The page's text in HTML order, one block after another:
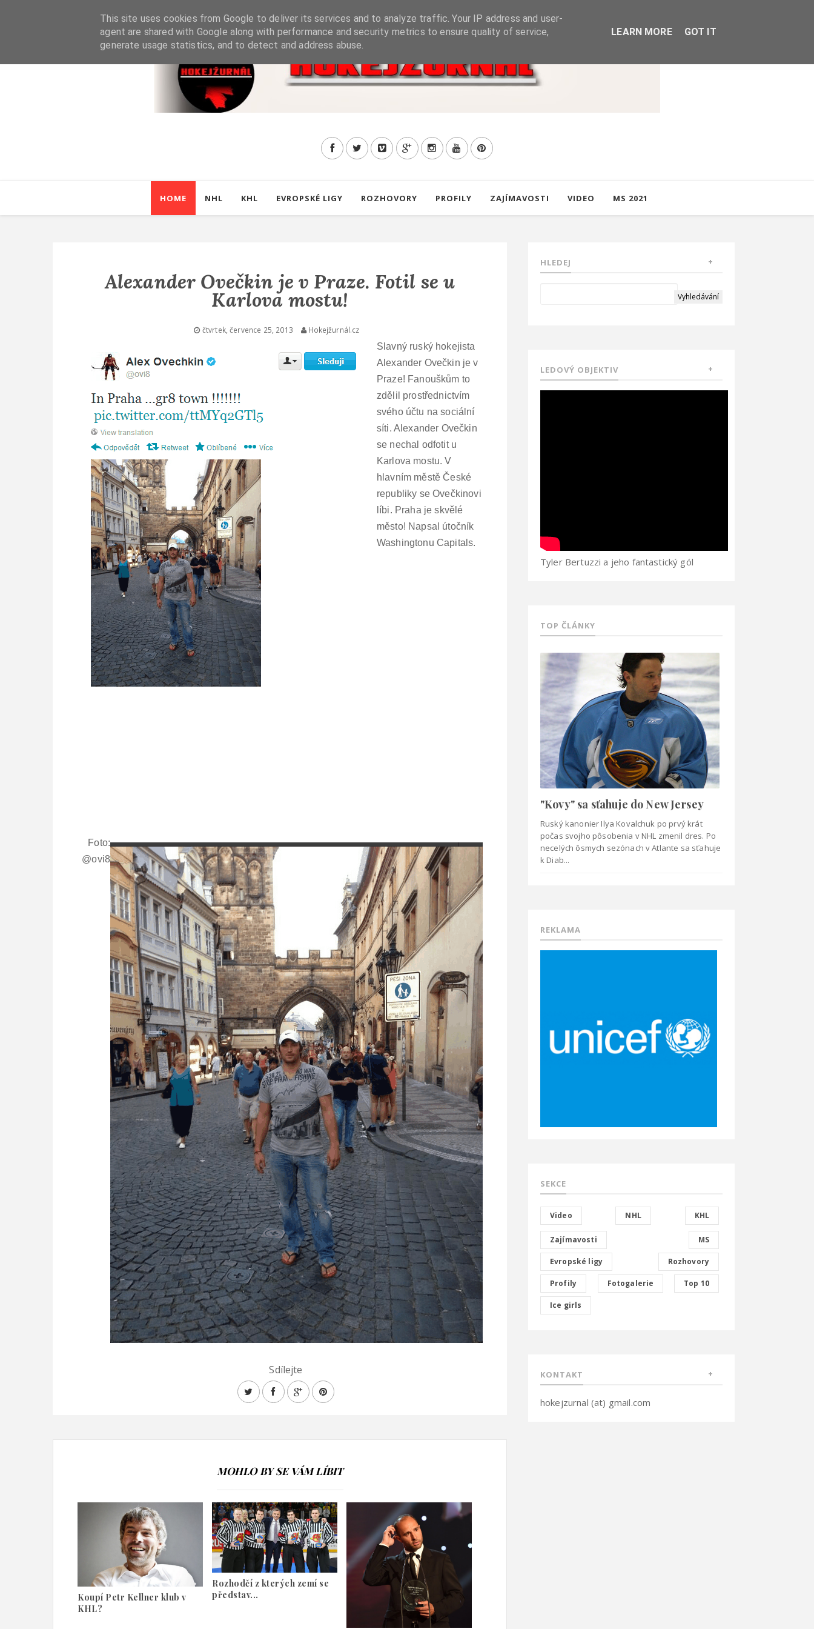
HOME NHL KHL EVROPSKÉ LIGY ROZHOVORY PROFILY ZAJÍMAVOSTI VIDEO MS 2021
Alexander Ovečkin je v Praze. Fotil se u
Karlova mostu!
čtvrtek, července 25, 2013 Hokejžurnál.cz
Slavný ruský hokejista
Alexander Ovečkin je v
Praze! Fanouškům to
zdělil prostřednictvím
svého účtu na sociální
síti. Alexander Ovečkin
se nechal odfotit u
Karlova mostu. V
hlavním městě České
republiky se Ovečkinovi
líbi. Praha je skvělé
město! Napsal útočník
Washingtonu Capitals.
Foto:
@ovi8
Sdílejte
MOHLO BY SE VÁM LÍBIT
Koupí Petr Kellner klub v
KHL?
Rozhodčí z kterých zemí se
představ...
HLEDEJ
LEDOVÝ OBJEKTIV
Tyler Bertuzzi a jeho fantastický gól
TOP ČLÁNKY
"Kovy" sa sťahuje do New Jersey
Ruský kanonier Ilya Kovalchuk po prvý krát
počas svojho pôsobenia v NHL zmenil dres. Po
necelých ôsmych sezónach v Atlante sa sťahuje
k Diab...
REKLAMA
SEKCE
Video NHL KHL
Zajímavosti MS
Evropské ligy Rozhovory
Profily Fotogalerie Top 10
Ice girls
KONTAKT
hokejzurnal (at) gmail.com
This site uses cookies from Google to deliver its services and to analyze traffic. Your IP address and user-
agent are shared with Google along with performance and security metrics to ensure quality of service,
generate usage statistics, and to detect and address abuse.
LEARN MORE GOT IT